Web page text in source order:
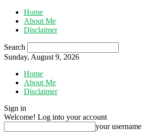
Home
About Me
Disclaimer
Search
Sunday, August 9, 2026
Home
About Me
Disclaimer
Sign in
Welcome! Log into your account
your username